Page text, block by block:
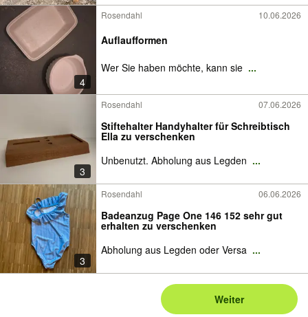
4
Rosendahl 10.06.2026
Auflaufformen
Wer Sie haben möchte, kann sie ...
3
Rosendahl 07.06.2026
Stiftehalter Handyhalter für Schreibtisch
Ella zu verschenken
Unbenutzt. Abholung aus Legden ...
3
Rosendahl 06.06.2026
Badeanzug Page One 146 152 sehr gut
erhalten zu verschenken
Abholung aus Legden oder Versa ...
Weiter